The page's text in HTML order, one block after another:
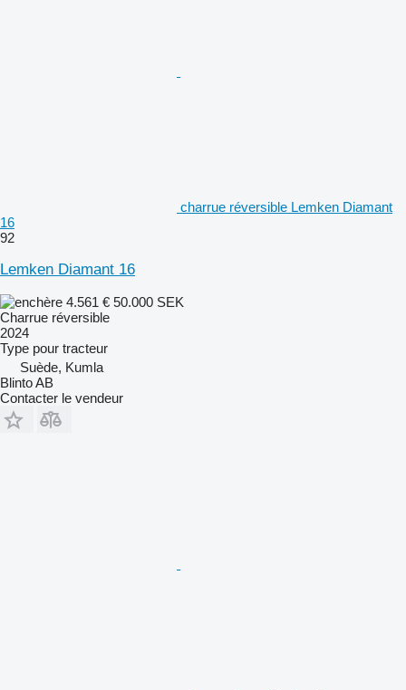
charrue réversible Lemken Diamant
16
92
Lemken Diamant 16
4.561 € 50.000 SEK
Charrue réversible
2024
Type pour tracteur
Suède, Kumla
Blinto AB
Contacter le vendeur